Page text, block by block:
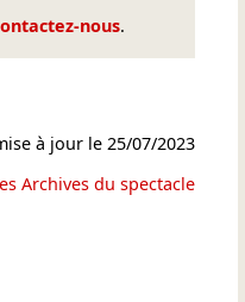
nous.
à jour le25/07/2023
Archives du spectacle